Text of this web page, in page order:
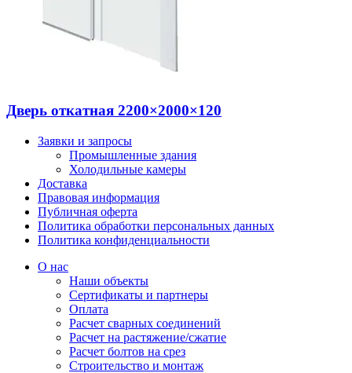
Дверь откатная 2200×2000×120
Заявки и запросы
Промышленные здания
Холодильные камеры
Доставка
Правовая информация
Публичная оферта
Политика обработки персональных данных
Политика конфиденциальности
О нас
Наши объекты
Сертификаты и партнеры
Оплата
Расчет сварных соединений
Расчет на растяжение/сжатие
Расчет болтов на срез
Строительство и монтаж